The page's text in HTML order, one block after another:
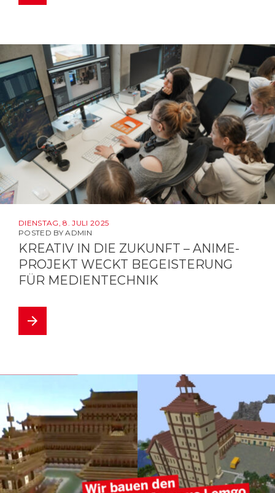
DIENSTAG, 8. JULI 2025
POSTED BYADMIN
KREATIV IN DIE ZUKUNFT – ANIME-
PROJEKT WECKT BEGEISTERUNG
FÜR MEDIENTECHNIK
arrow_forward